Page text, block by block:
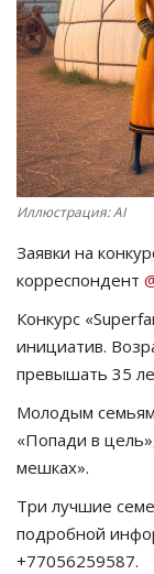
СПОРТ
Чек-лист
РАЗВЛЕЧЕНИЯ
OFFICIAL
Курултай
Язык
Қазақша
Иллюстрация: AI
Заявки на
корреспондент
Конкурс
инициатив.
превышать 35
Молодым семьям
«Попади в
мешках».
Три лучшие
подробной
+77056259587.